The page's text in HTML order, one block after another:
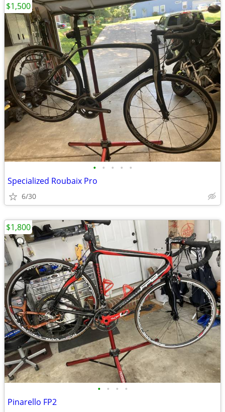
• • • • •
Specialized Roubaix Pro
6/30
$1,500
• • • •
Pinarello FP2
$1,800